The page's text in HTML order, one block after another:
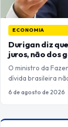
ECONOMIA
Durigan diz
juros, não dos
O ministro da
dívida brasileira
6 de agosto de 2026